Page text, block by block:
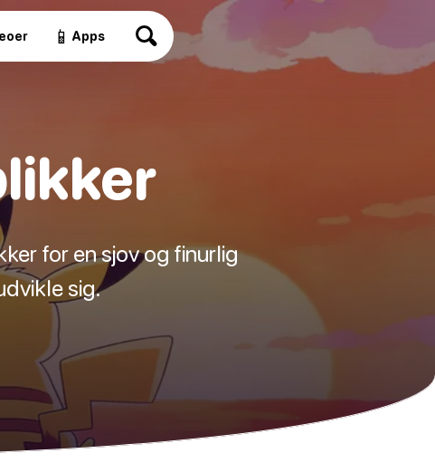
📱 Apps
for en sjov og finurlig
sig.